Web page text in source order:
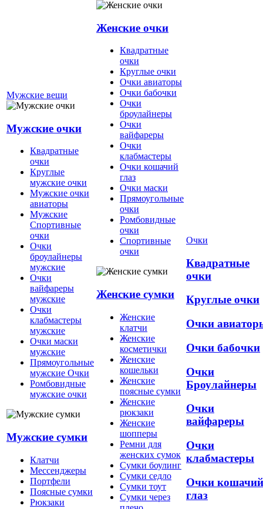
Мужские вещи
Мужские очки
Квадратные
очки
Круглые
мужские очки
Мужские очки
авиаторы
Мужские
Спортивные
очки
Очки
броулайнеры
мужские
Очки
вайфареры
мужские
Очки
клабмастеры
мужские
Очки маски
мужские
Прямоугольные
мужские Очки
Ромбовидные
мужские очки
Мужские сумки
Клатчи
Мессенджеры
Портфели
Поясные сумки
Рюкзаки
Женские очки
Квадратные
очки
Круглые очки
Очки авиаторы
Очки бабочки
Очки
броулайнеры
Очки
вайфареры
Очки
клабмастеры
Очки кошачий
глаз
Очки маски
Прямоугольные
очки
Ромбовидные
очки
Спортивные
очки
Женские сумки
Женские
клатчи
Женские
косметички
Женские
кошельки
Женские
поясные сумки
Женские
рюкзаки
Женские
шопперы
Ремни для
женских сумок
Сумки боулинг
Сумки седло
Сумки тоут
Сумки через
Очки
Квадратные
очки
Круглые очки
Очки
Очки бабочки
Очки
Броулайнеры
Очки
вайфареры
Очки
клабмастеры
Очки кошачий
глаз